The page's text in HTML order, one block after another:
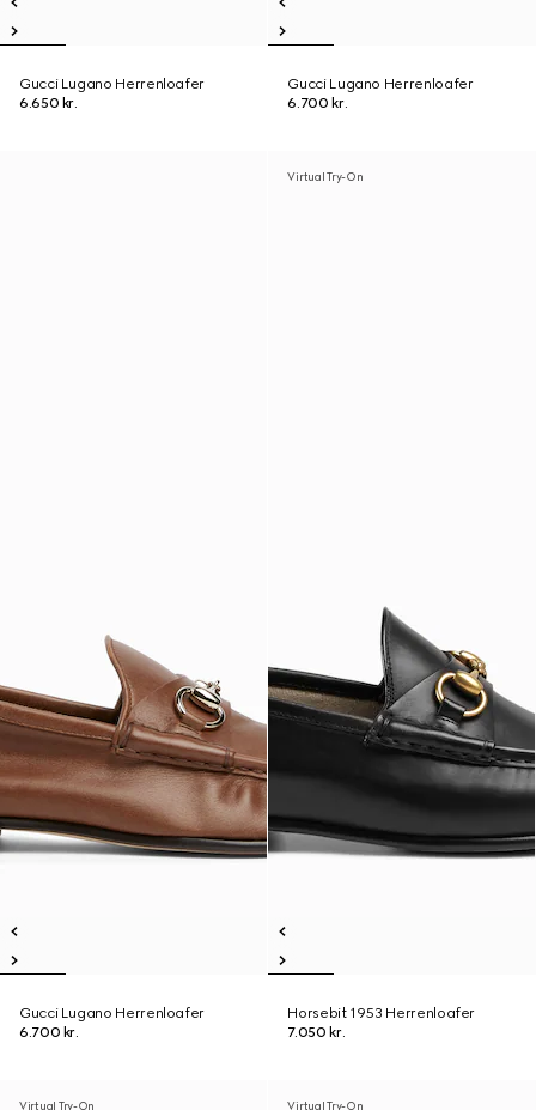
Gucci Lugano Herrenloafer
6.650 kr.
Gucci Lugano Herrenloafer
6.700 kr.
Gucci Lugano Herrenloafer
6.700 kr.
Virtual Try-On
Horsebit 1953 Herrenloafer
7.050 kr.
Virtual Try-On Virtual Try-On